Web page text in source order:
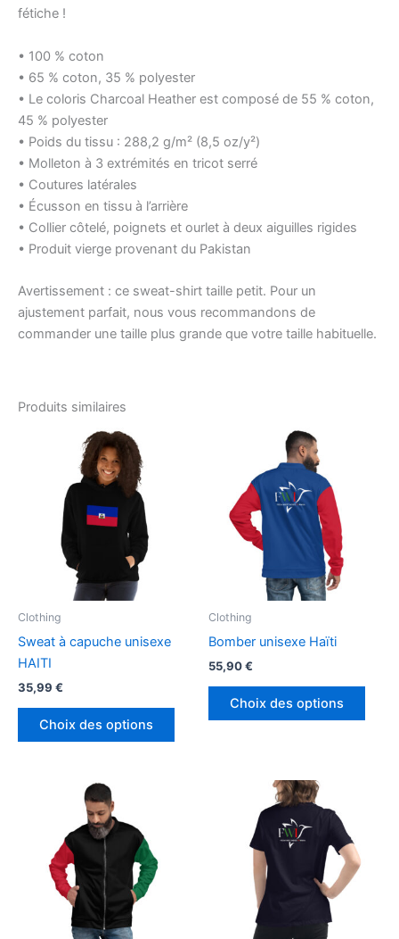
fétiche !
• 100 % coton
• 65 % coton, 35 % polyester
• Le coloris Charcoal Heather est composé de 55 % coton,
45 % polyester
• Poids du tissu : 288,2 g/m² (8,5 oz/y²)
• Molleton à 3 extrémités en tricot serré
• Coutures latérales
• Écusson en tissu à l’arrière
• Collier côtelé, poignets et ourlet à deux aiguilles rigides
• Produit vierge provenant du Pakistan
Avertissement : ce sweat-shirt taille petit. Pour un
ajustement parfait, nous vous recommandons de
commander une taille plus grande que votre taille habituelle.
Produits similaires
Clothing
Sweat à capuche unisexe
HAITI
35,99 €
Choix des options
Ce
Clothing
Bomber unisexe Haïti
55,90€
Choix des options
Ce